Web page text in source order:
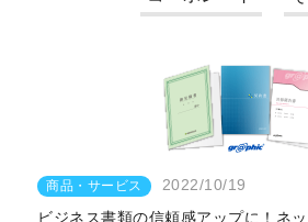
商品・サービス
2022/10/19
ビジネス書類の信頼感アップに！ネ